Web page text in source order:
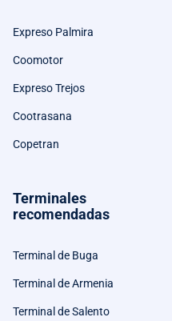
Expreso Palmira
Coomotor
Expreso Trejos
Cootrasana
Copetran
Terminales
recomendadas
Terminal de Buga
Terminal de Armenia
Terminal de Salento